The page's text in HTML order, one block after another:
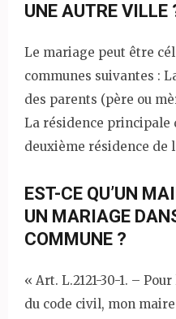
UNE AUTRE VILLE
Le mariage peut être
communes suivantes :
des parents (père ou
La résidence principale
deuxième résidence de
EST-CE QU’UN
UN MARIAGE
COMMUNE ?
« Art. L.2121-30-1. –
du code civil, mon